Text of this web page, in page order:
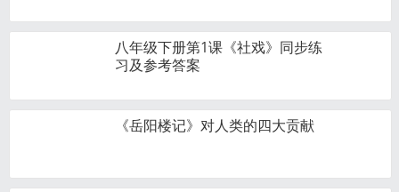
八年级下册第1课《社戏》同步练
习及参考答案
《岳阳楼记》对人类的四大贡献